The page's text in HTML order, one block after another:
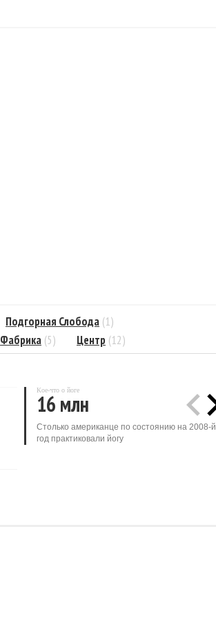
Подгорная Слобода (1)
Фабрика (5) Центр (12)
Кое-что о йоге
16 млн
Столько американце по состоянию на 2008-й
год практиковали йогу